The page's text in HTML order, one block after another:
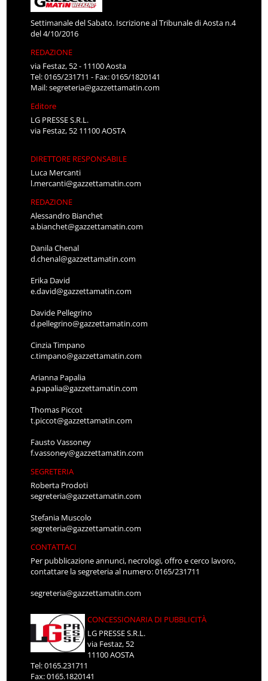
Settimanale del Sabato. Iscrizione al Tribunale di Aosta n.4
del 4/10/2016
REDAZIONE
via Festaz, 52 - 11100 Aosta
Tel: 0165/231711 - Fax: 0165/1820141
Mail:segreteria@gazzettamatin.com
Editore
LG PRESSE S.R.L.
via Festaz, 52 11100 AOSTA
DIRETTORE RESPONSABILE
Luca Mercanti
l.mercanti@gazzettamatin.com
REDAZIONE
Alessandro Bianchet
a.bianchet@gazzettamatin.com
Danila Chenal
d.chenal@gazzettamatin.com
Erika David
e.david@gazzettamatin.com
Davide Pellegrino
d.pellegrino@gazzettamatin.com
Cinzia Timpano
c.timpano@gazzettamatin.com
Arianna Papalia
a.papalia@gazzettamatin.com
Thomas Piccot
t.piccot@gazzettamatin.com
Fausto Vassoney
f.vassoney@gazzettamatin.com
SEGRETERIA
Roberta Prodoti
segreteria@gazzettamatin.com
Stefania Muscolo
segreteria@gazzettamatin.com
CONTATTACI
Per pubblicazione annunci, necrologi, offro e cerco lavoro,
contattare la segreteria al numero: 0165/231711
segreteria@gazzettamatin.com
CONCESSIONARIA DI PUBBLICITÀ
LG PRESSE S.R.L.
via Festaz, 52
11100 AOSTA
Tel: 0165.231711
Fax: 0165.1820141